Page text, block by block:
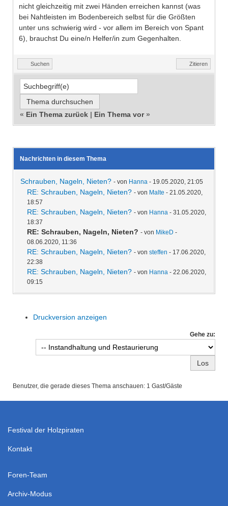
nicht gleichzeitig mit zwei Händen erreichen kannst (was
bei Nahtleisten im Bodenbereich selbst für die Größten
unter uns schwierig wird - vor allem im Bereich von Spant
6), brauchst Du eine/n Helfer/in zum Gegenhalten.
Suchen Zitieren
« Ein Thema zurück | Ein Thema vor»
Nachrichten in diesem Thema
Schrauben, Nageln, Nieten? - von Hanna - 19.05.2020, 21:05
RE: Schrauben, Nageln, Nieten? - von Malte - 21.05.2020,
18:57
RE: Schrauben, Nageln, Nieten? - von Hanna - 31.05.2020,
18:37
RE: Schrauben, Nageln, Nieten? - von MikeD -
08.06.2020, 11:36
RE: Schrauben, Nageln, Nieten? - von steffen - 17.06.2020,
22:38
RE: Schrauben, Nageln, Nieten? - von Hanna - 22.06.2020,
09:15
Druckversion anzeigen
Gehe zu:
Benutzer, die gerade dieses Thema anschauen: 1 Gast/Gäste
Festival der Holzpiraten
Kontakt
Foren-Team
Archiv-Modus